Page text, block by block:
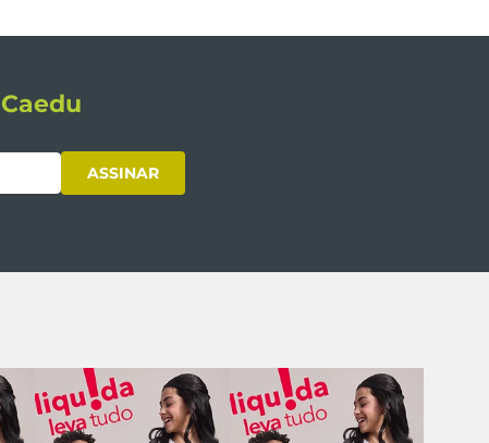
ASSINAR